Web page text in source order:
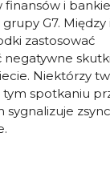
i
G7.
zastosować
negatywne
Niektórzy
tym spotkaniu